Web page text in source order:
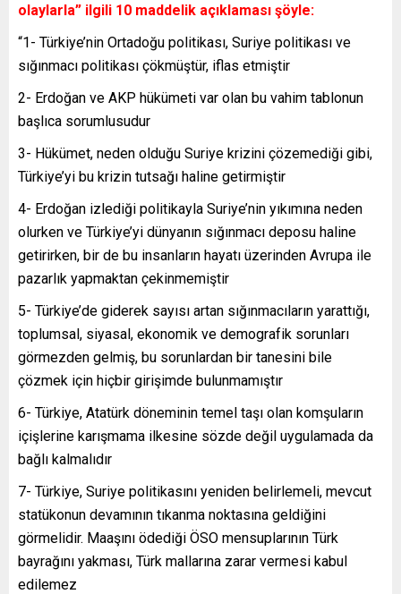
olaylarla” ilgili 10 maddelik açıklaması şöyle:
“1- Türkiye’nin Ortadoğu politikası, Suriye politikası ve
sığınmacı politikası çökmüştür, iflas etmiştir
2- Erdoğan ve AKP hükümeti var olan bu vahim tablonun
başlıca sorumlusudur
3- Hükümet, neden olduğu Suriye krizini çözemediği gibi,
Türkiye’yi bu krizin tutsağı haline getirmiştir
4- Erdoğan izlediği politikayla Suriye’nin yıkımına neden
olurken ve Türkiye’yi dünyanın sığınmacı deposu haline
getirirken, bir de bu insanların hayatı üzerinden Avrupa ile
pazarlık yapmaktan çekinmemiştir
5- Türkiye’de giderek sayısı artan sığınmacıların yarattığı,
toplumsal, siyasal, ekonomik ve demografik sorunları
görmezden gelmiş, bu sorunlardan bir tanesini bile
çözmek için hiçbir girişimde bulunmamıştır
6- Türkiye, Atatürk döneminin temel taşı olan komşuların
içişlerine karışmama ilkesine sözde değil uygulamada da
bağlı kalmalıdır
7- Türkiye, Suriye politikasını yeniden belirlemeli, mevcut
statükonun devamının tıkanma noktasına geldiğini
görmelidir. Maaşını ödediği ÖSO mensuplarının Türk
bayrağını yakması, Türk mallarına zarar vermesi kabul
edilemez